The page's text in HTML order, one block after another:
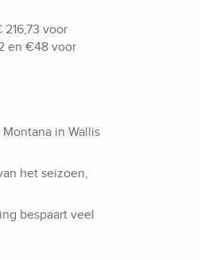
voor
en €48 voor
in Wallis
het seizoen,
bespaart veel